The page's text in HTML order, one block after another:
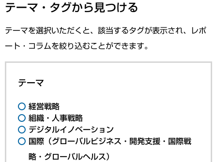
テーマ・タグから見つける
テーマを選択いただくと、該当するタグが表示され、レポ
ート・コラムを絞り込むことができます。
テーマ
経営戦略
組織・人事戦略
デジタルイノベーション
国際（グローバルビジネス・開発支援・国際戦
略・グローバルヘルス）